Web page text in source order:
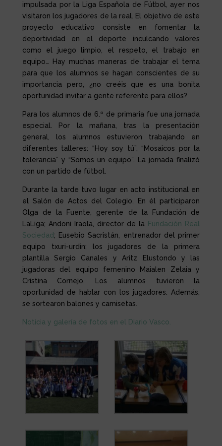
impulsada por la Liga Española de Fútbol, ayer nos
visitaron los jugadores de la real. El objetivo de este
proyecto educativo consiste en fomentar la
deportividad en el deporte inculcando valores
como el juego limpio, el respeto, el trabajo en
equipo… Hay muchas maneras de trabajar el tema
para que los alumnos se hagan conscientes de su
importancia pero, ¿no creéis que es una bonita
oportunidad invitar a gente referente para ellos?
Para los alumnos de 6.º de primaria fue una jornada
especial. Por la mañana, tras la presentación
general, los alumnos estuvieron trabajando en
diferentes talleres: “Hoy soy tú”, “Mosaicos por la
tolerancia” y “Somos un equipo”. La jornada finalizó
con un partido de fútbol.
Durante la tarde tuvo lugar en acto institucional en
el Salón de Actos del Colegio. En él participaron
Olga de la Fuente, gerente de la Fundación de
LaLiga; Andoni Iraola, director de la Fundación Real
Sociedad; Eusebio Sacristán, entrenador del primer
equipo txuri-urdin; los jugadores de la primera
plantilla Sergio Canales y Aritz Elustondo y las
jugadoras del equipo femenino Maialen Zelaia y
Cristina Cornejo. Los alumnos tuvieron la
oportunidad de hablar con los jugadores. Además,
se sortearon balones y camisetas.
Noticia y galería de fotos en el Diario Vasco.